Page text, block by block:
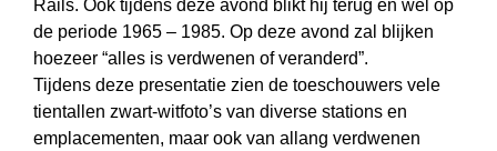
Rails. Ook tijdens deze avond blikt hij terug en wel op
de periode 1965 – 1985. Op deze avond zal blijken
hoezeer “alles is verdwenen of veranderd”.
Tijdens deze presentatie zien de toeschouwers vele
tientallen zwart-witfoto’s van diverse stations en
emplacementen, maar ook van allang verdwenen